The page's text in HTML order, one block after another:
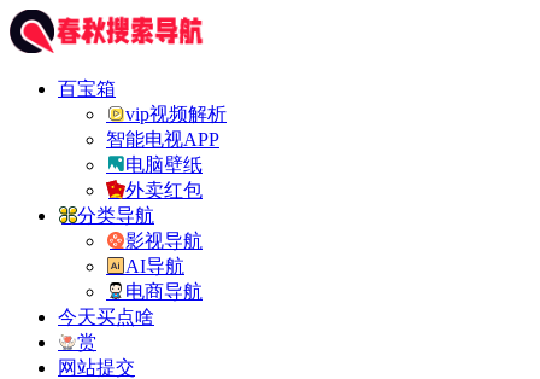
百宝箱
vip视频解析
智能电视APP
电脑壁纸
外卖红包
分类导航
影视导航
AI导航
电商导航
今天买点啥
赏
网站提交